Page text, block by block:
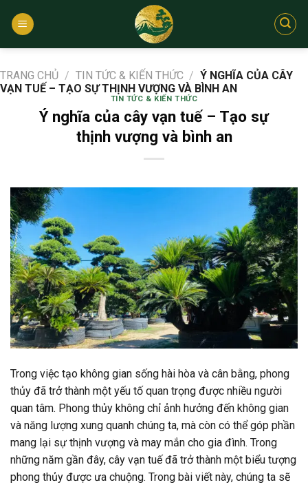
qua
TRANG CHỦ / TIN TỨC & KIẾN THỨC / Ý NGHĨA CỦA CÂY
VẠN TUẾ – TẠO SỰ THỊNH VƯỢNG VÀ BÌNH AN
TIN TỨC & KIẾN THỨC
Ý nghĩa của cây vạn tuế – Tạo sự
thịnh vượng và bình an
Trong việc tạo không gian sống hài hòa và cân bằng, phong
thủy đã trở thành một yếu tố quan trọng được nhiều người
quan tâm. Phong thủy không chỉ ảnh hưởng đến không gian
và năng lượng xung quanh chúng ta, mà còn có thể góp phần
mang lại sự thịnh vượng và may mắn cho gia đình. Trong
những năm gần đây, cây vạn tuế đã trở thành một biểu tượng
phong thủy được ưa chuộng. Trong bài viết này, chúng ta sẽ